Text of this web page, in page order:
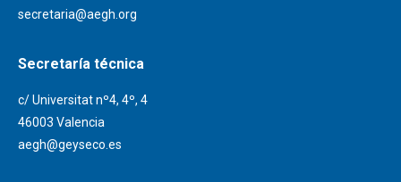
secretaria@aegh.org
Secretaría técnica
c/ Universitat nº4, 4º, 4
46003 Valencia
aegh@geyseco.es